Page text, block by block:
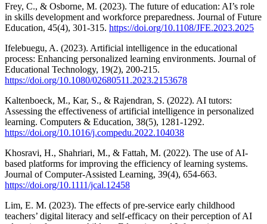
Frey, C., & Osborne, M. (2023). The future of education: AI’s role
in skills development and workforce preparedness. Journal of Future
Education, 45(4), 301-315. https://doi.org/10.1108/JFE.2023.2025
Ifelebuegu, A. (2023). Artificial intelligence in the educational
process: Enhancing personalized learning environments. Journal of
Educational Technology, 19(2), 200-215.
https://doi.org/10.1080/02680511.2023.2153678
Kaltenboeck, M., Kar, S., & Rajendran, S. (2022). AI tutors:
Assessing the effectiveness of artificial intelligence in personalized
learning. Computers & Education, 38(5), 1281-1292.
https://doi.org/10.1016/j.compedu.2022.104038
Khosravi, H., Shahriari, M., & Fattah, M. (2022). The use of AI-
based platforms for improving the efficiency of learning systems.
Journal of Computer-Assisted Learning, 39(4), 654-663.
https://doi.org/10.1111/jcal.12458
Lim, E. M. (2023). The effects of pre-service early childhood
teachers’ digital literacy and self-efficacy on their perception of AI